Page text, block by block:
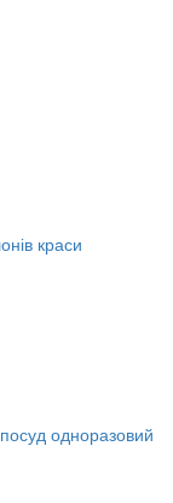
краси
одноразовий